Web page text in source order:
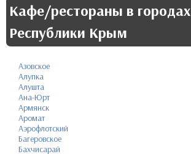
Кафе/рестораны в городах
Республики Крым
Азовское
Алупка
Алушта
Ана-Юрт
Армянск
Аромат
Аэрофлотский
Багеровское
Бахчисарай